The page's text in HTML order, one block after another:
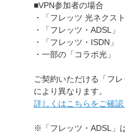
■VPN参加者の場合
・「フレッツ 光ネクスト
・「フレッツ・ADSL」
・「フレッツ・ISDN」
・一部の「コラボ光」
ご契約いただける「フ
により異なります。
詳しくはこちらをご確認
※「フレッツ・ADSL」